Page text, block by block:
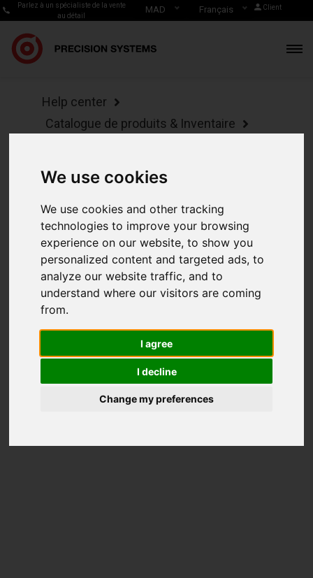
We use cookies
We use cookies and other tracking
technologies to improve your browsing
experience on our website, to show you
personalized content and targeted ads, to
analyze our website traffic, and to
understand where our visitors are coming
from.
I agree
I decline
Change my preferences
Parlez à un spécialiste de la vente
au détail
MAD Français Client
Help center
Catalogue de produits & Inventaire
Modifier la
fiche
produit
depuis le
mobile